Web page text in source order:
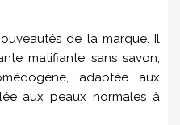
de la marque. Il
matifiante sans savon,
adaptée aux
aux peaux normales à